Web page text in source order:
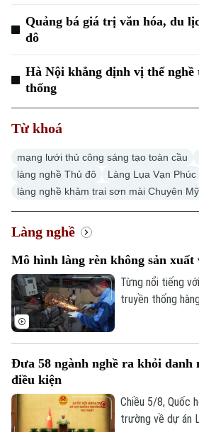
Chuyên mục
Thời sự
Chính trị
An ninh trật tự
Công nghệ
Hà Nội
Người Hà Nội
Ẩm thực
Tin tức
Quân sự
Người Việt 4 phương
Kinh tế
Cafe sáng
Tài chính Ngân hàng
Doanh nghiệp
Nhà đất
Tin tức
Đầu tư
Căn hộ
Đất đai
Kinh nghiệm
Tàu và Xe
Ô tô
Xe máy
Thị trường
Giáo dục
Tin tức
Tuyển sinh
Hướng nghiệp
Văn hóa
Tin tức
Làng nghề
Sức khỏe
Thể thao
Quảng bá giá trị văn hóa, du
đô
Hà Nội khẳng định vị thế nghề
thống
Từ khoá
mạng lưới thủ công sáng tạo toàn cầu
làng nghề Thủ đô
Làng Lụa Vạn Phúc
làng nghề khảm trai sơn mài Chuyên Mỹ
Làng nghề
Mô hình làng rèn không sản xuất
Từng nổi tiếng
truyền thống
việc sản xuất
Đưa 58 ngành nghề ra khỏi danh
điều kiện
Chiều 5/8, Quốc
trường về dự án